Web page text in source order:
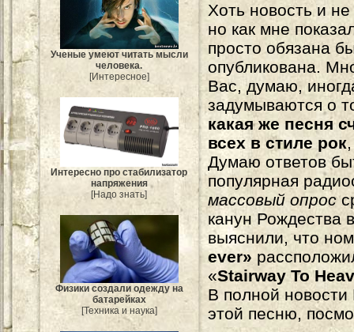
Ученые умеют читать мысли
человека.
[Интересное]
Интересно про стабилизатор
напряжения
[Надо знать]
Физики создали одежду на
батарейках
[Техника и наука]
Хоть новость и
но как мне
просто обязана
опубликована.
Вас, думаю,
задумываются о
какая же песня
всех в стиле рок
Думаю ответов
популярная
массовый опрос
канун Рождества
выяснили, что
ever»
«Stairway To
В полной
этой песню,